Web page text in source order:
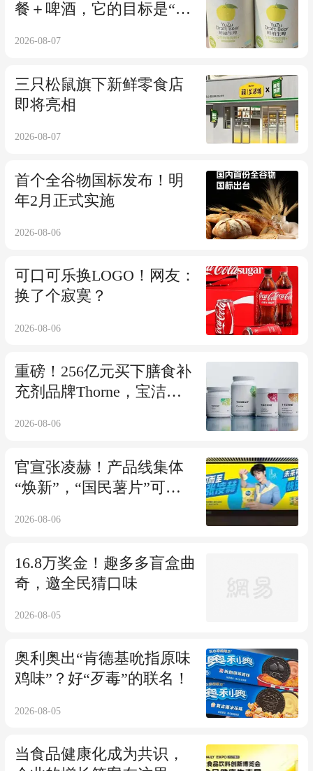
餐＋啤酒，它的目标是“茶
2026-08-07
三只松鼠旗下新鲜零食店
即将亮相
2026-08-07
首个全谷物国标发布！明
年2月正式实施
2026-08-06
可口可乐换LOGO！网友：
换了个寂寞？
2026-08-06
重磅！256亿元买下膳食补
充剂品牌Thorne，宝洁在
2026-08-06
官宣张凌赫！产品线集体
“焕新”，“国民薯片”可比
2026-08-06
16.8万奖金！趣多多盲盒曲
奇，邀全民猜口味
2026-08-05
奥利奥出“肯德基吮指原味
鸡味”？好“歹毒”的联名！
2026-08-05
当食品健康化成为共识，